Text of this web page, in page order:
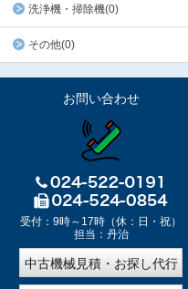
洗浄機・掃除機(0)
その他(0)
お問い合わせ
受付：9時～17時（休：日・祝）
担当：丹治
中古機械見積・お探し代行